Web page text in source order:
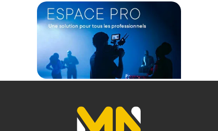
Organisation interne : Séparateurs réglables amovibles
CONTENU DU CARTON
1x Insta360 sac de transport pour Luna - Noir
Offre valable jusqu'au 06-08-2026 inclus.
Code EAN INSTA360 Insta360 sac de transport pour Luna -
Noir - Accessoires caméra sport - Achat & prix :
(1) Offre valable jusqu'au 31 Décembre 2030 à partir de 49 euros
d'achat, sur la base d'une expédition Chronopost 24H vers un point